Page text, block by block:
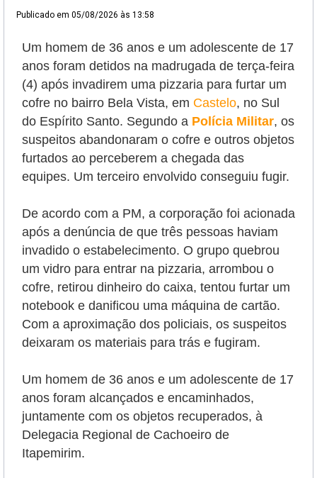
Publicado em 05/08/2026 às 13:58
Um homem de 36 anos e um adolescente de 17
anos foram detidos na madrugada de terça-feira
(4) após invadirem uma pizzaria para furtar um
cofre no bairro Bela Vista, em Castelo, no Sul
do Espírito Santo. Segundo a Polícia Militar, os
suspeitos abandonaram o cofre e outros objetos
furtados ao perceberem a chegada das
equipes. Um terceiro envolvido conseguiu fugir.
De acordo com a PM, a corporação foi acionada
após a denúncia de que três pessoas haviam
invadido o estabelecimento. O grupo quebrou
um vidro para entrar na pizzaria, arrombou o
cofre, retirou dinheiro do caixa, tentou furtar um
notebook e danificou uma máquina de cartão.
Com a aproximação dos policiais, os suspeitos
deixaram os materiais para trás e fugiram.
Um homem de 36 anos e um adolescente de 17
anos foram alcançados e encaminhados,
juntamente com os objetos recuperados, à
Delegacia Regional de Cachoeiro de
Itapemirim.